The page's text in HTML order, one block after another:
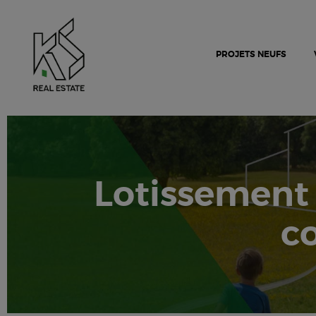
PROJETS NEUFS
Lotissement